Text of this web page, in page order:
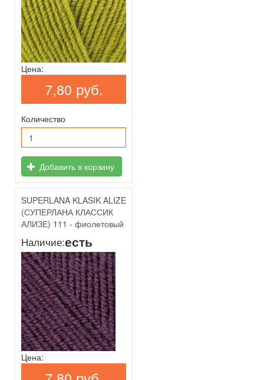
Цена:
7,80 руб.
Количество
Добавить в корзину
SUPERLANA KLASIK ALIZE
(СУПЕРЛАНА КЛАССИК
АЛИЗЕ) 111 - фиолетовый
Наличие:есть
Цена: